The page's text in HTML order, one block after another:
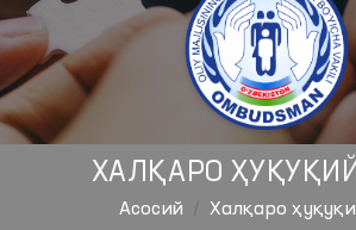
ХАЛҚАРО
Aсосий Халқаро